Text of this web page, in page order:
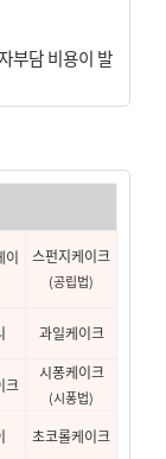
부담 비용이 발
이
스펀지케이크
(공립법)
과일케이크
크
시퐁케이크
(시퐁법)
초코롤케이크